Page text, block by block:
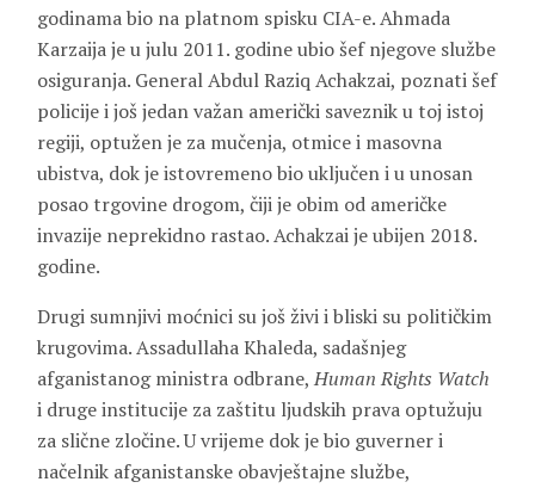
godinama bio na platnom spisku CIA-e. Ahmada
Karzaija je u julu 2011. godine ubio šef njegove službe
osiguranja. General Abdul Raziq Achakzai, poznati šef
policije i još jedan važan američki saveznik u toj istoj
regiji, optužen je za mučenja, otmice i masovna
ubistva, dok je istovremeno bio uključen i u unosan
posao trgovine drogom, čiji je obim od američke
invazije neprekidno rastao. Achakzai je ubijen 2018.
godine.
Drugi sumnjivi moćnici su još živi i bliski su političkim
krugovima. Assadullaha Khaleda, sadašnjeg
afganistanog ministra odbrane,Human Rights Watch
i druge institucije za zaštitu ljudskih prava optužuju
za slične zločine. U vrijeme dok je bio guverner i
načelnik afganistanske obavještajne službe,